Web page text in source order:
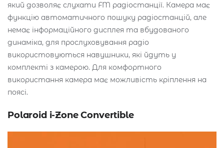
який дозволяє слухати FM радіостанції. Камера має
функцію автоматичного пошуку радіостанцій, але
немає інформаційного дисплея та вбудованого
динаміка, для прослуховування радіо
використовуються навушники, які йдуть у
комплекті з камерою. Для комфортного
використання камера має можливість кріплення на
поясі.
Polaroid i-Zone Convertible